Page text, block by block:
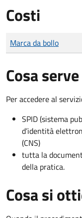
Costi
Tipo di pagamento
Importo
Marca da bollo
Cosa serve
Per accedere al
SPID (sistema
d’identità
(CNS)
tutta la
della pratica.
Cosa si